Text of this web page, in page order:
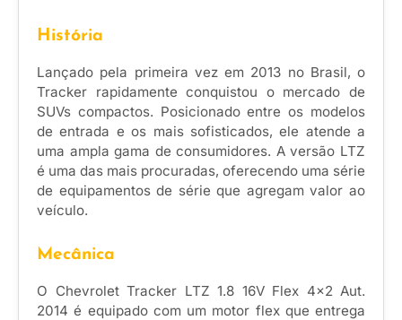
História
Lançado pela primeira vez em 2013 no Brasil, o
Tracker rapidamente conquistou o mercado de
SUVs compactos. Posicionado entre os modelos
de entrada e os mais sofisticados, ele atende a
uma ampla gama de consumidores. A versão LTZ
é uma das mais procuradas, oferecendo uma série
de equipamentos de série que agregam valor ao
veículo.
Mecânica
O Chevrolet Tracker LTZ 1.8 16V Flex 4×2 Aut.
2014 é equipado com um motor flex que entrega